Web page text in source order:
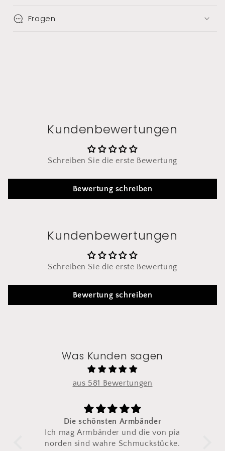
Fragen
Kundenbewertungen
Schreiben Sie die erste Bewertung
Bewertung schreiben
Kundenbewertungen
Schreiben Sie die erste Bewertung
Bewertung schreiben
Was Kunden sagen
aus 581 Bewertungen
und die von pia
Zum zweiten mal bestellt
Ich habe dieses Armband zum
zweiten mal bestellt.